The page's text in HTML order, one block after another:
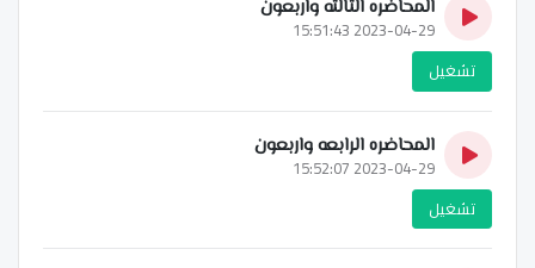
المحاضره الثالثه واربعون
2023-04-29 15:51:43
تشغيل
المحاضره الرابعه واربعون
2023-04-29 15:52:07
تشغيل